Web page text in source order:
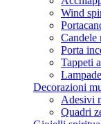
Wind
Candele
Porta
Tappeti
Decorazioni
Adesivi
Quadri